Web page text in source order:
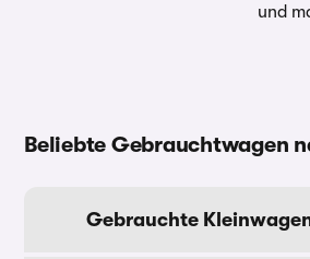
und
Beliebte Gebrauchtwagen
Gebrauchte